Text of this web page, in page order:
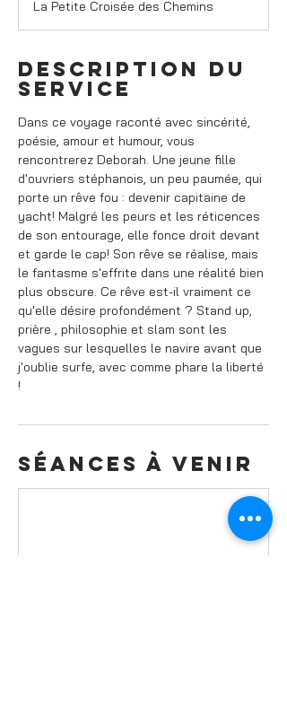
La Petite Croisée des Chemins
Description du
service
Dans ce voyage raconté avec sincérité,
poésie, amour et humour, vous
rencontrerez Deborah. Une jeune fille
d'ouvriers stéphanois, un peu paumée, qui
porte un rêve fou : devenir capitaine de
yacht! Malgré les peurs et les réticences
de son entourage, elle fonce droit devant
et garde le cap! Son rêve se réalise, mais
le fantasme s'effrite dans une réalité bien
plus obscure. Ce rêve est-il vraiment ce
qu'elle désire profondément ? Stand up,
prière , philosophie et slam sont les
vagues sur lesquelles le navire avant que
j'oublie surfe, avec comme phare la liberté
!
Séances à venir